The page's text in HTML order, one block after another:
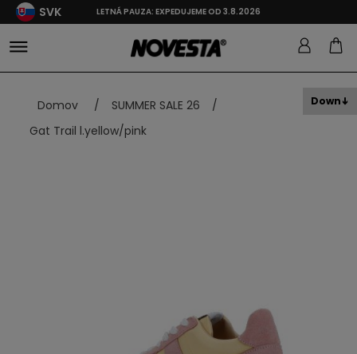
SVK LETNÁ PAUZA: EXPEDUJEME OD 3.8.2026
Domov / SUMMER SALE 26
/
Gat Trail l.yellow/pink
Down